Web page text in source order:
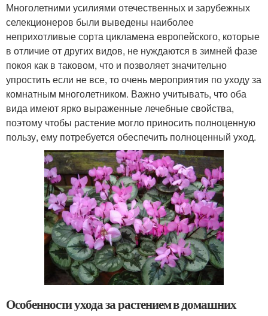
Многолетними усилиями отечественных и зарубежных
селекционеров были выведены наиболее
неприхотливые сорта цикламена европейского, которые
в отличие от других видов, не нуждаются в зимней фазе
покоя как в таковом, что и позволяет значительно
упростить если не все, то очень мероприятия по уходу за
комнатным многолетником. Важно учитывать, что оба
вида имеют ярко выраженные лечебные свойства,
поэтому чтобы растение могло приносить полноценную
пользу, ему потребуется обеспечить полноценный уход.
Особенности ухода за растением в домашних